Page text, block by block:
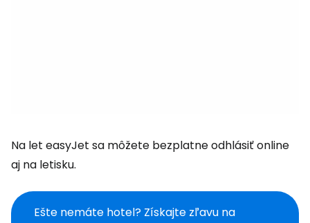
Na let easyJet sa môžete bezplatne odhlásiť online
aj na letisku.
Ešte nemáte hotel? Získajte zľavu na